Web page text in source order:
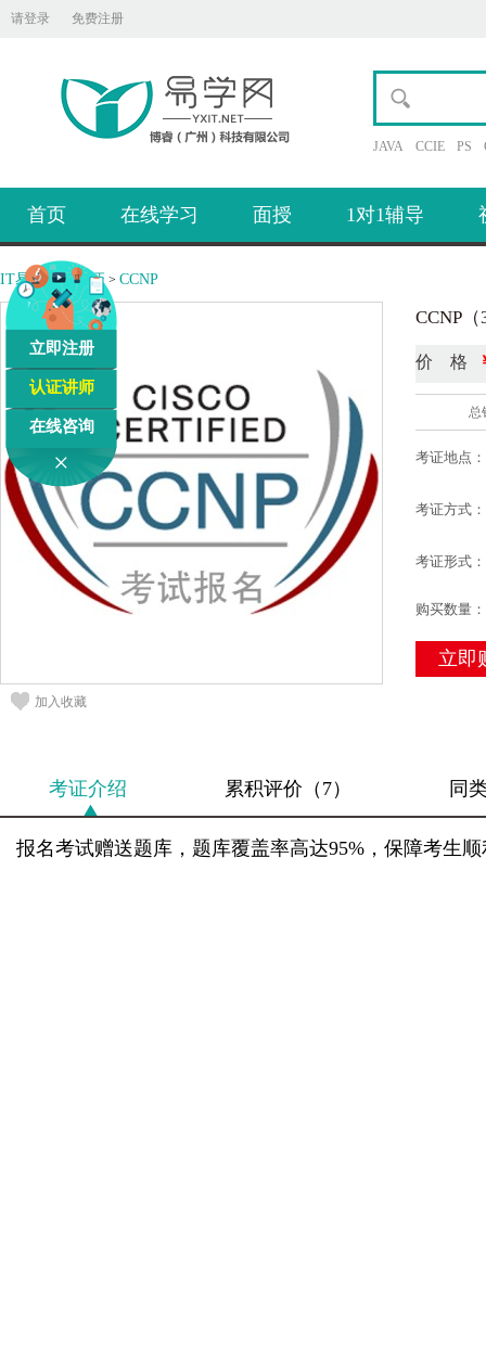
请登录 免费注册
JAVA CCIE PS
首页 在线学习 面授 1对1辅导
IT易学网>考证 > CCNP
CCNP
价 格
总
考证地点：
考证方式：
考证形式：
购买数量：
立即
加入收藏
考证介绍 累积评价（7） 同
报名考试赠送题库，题库覆盖率高达95%，保障考生
立即注册
认证讲师
在线咨询
×